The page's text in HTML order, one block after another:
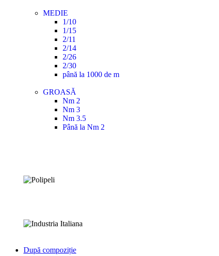
MEDIE
1/10
1/15
2/11
2/14
2/26
2/30
până la 1000 de m
GROASĂ
Nm 2
Nm 3
Nm 3.5
Până la Nm 2
După compoziție